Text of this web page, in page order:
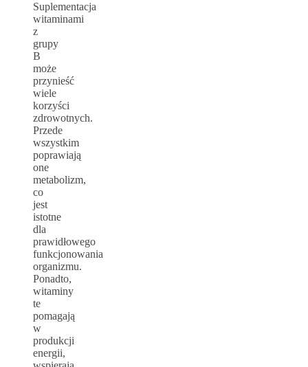
Suplementacja
witaminami
z
grupy
B
może
przynieść
wiele
korzyści
zdrowotnych.
Przede
wszystkim
poprawiają
one
metabolizm,
co
jest
istotne
dla
prawidłowego
funkcjonowania
organizmu.
Ponadto,
witaminy
te
pomagają
w
produkcji
energii,